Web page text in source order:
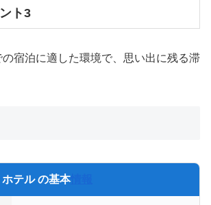
ト3
宿泊に適した環境で、思い出に残る滞
テル の基本情報